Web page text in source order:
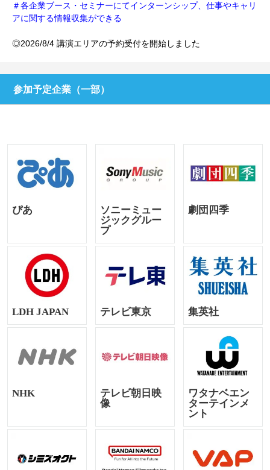
＃各企業ブース・セミナーにてインターンシップ、仕事やキャリ
アに関する情報収集ができる
◎2026/8/4 講演エリアの予約受付を開始しました
参加予定企業（一部）
ぴあ
ソニーミュー
ジックグルー
プ
劇団四季
LDH JAPAN テレビ東京 集英社
NHK
テレビ朝日映
像
ワタナベエン
ターテインメ
ント